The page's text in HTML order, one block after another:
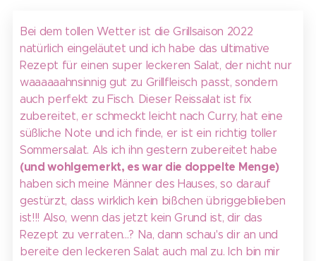
Bei dem tollen Wetter ist die Grillsaison 2022
natürlich eingeläutet und ich habe das ultimative
Rezept für einen super leckeren Salat, der nicht nur
waaaaaahnsinnig gut zu Grillfleisch passt, sondern
auch perfekt zu Fisch. Dieser Reissalat ist fix
zubereitet, er schmeckt leicht nach Curry, hat eine
süßliche Note und ich finde, er ist ein richtig toller
Sommersalat. Als ich ihn gestern zubereitet habe
(und wohlgemerkt, es war die doppelte Menge)
haben sich meine Männer des Hauses, so darauf
gestürzt, dass wirklich kein bißchen übriggeblieben
ist!!! Also, wenn das jetzt kein Grund ist, dir das
Rezept zu verraten...? Na, dann schau's dir an und
bereite den leckeren Salat auch mal zu. Ich bin mir